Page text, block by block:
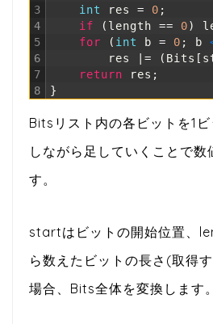
3
4
5
6
7
8
int res = 0 ;
if
( length == 0)
for
( int b = 0 ; b
res
= ( Bits [
return
res ;
}
Bitsリスト内の各ビットを1
しながら足していくことで数
す。
startはビットの開始位置、
ら数えたビットの長さ(取得
場合、Bits全体を変換します。